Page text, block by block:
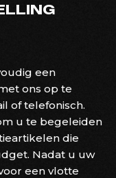
een
ons op te
of telefonisch.
u te begeleiden
die
Nadat u uw
een vlotte